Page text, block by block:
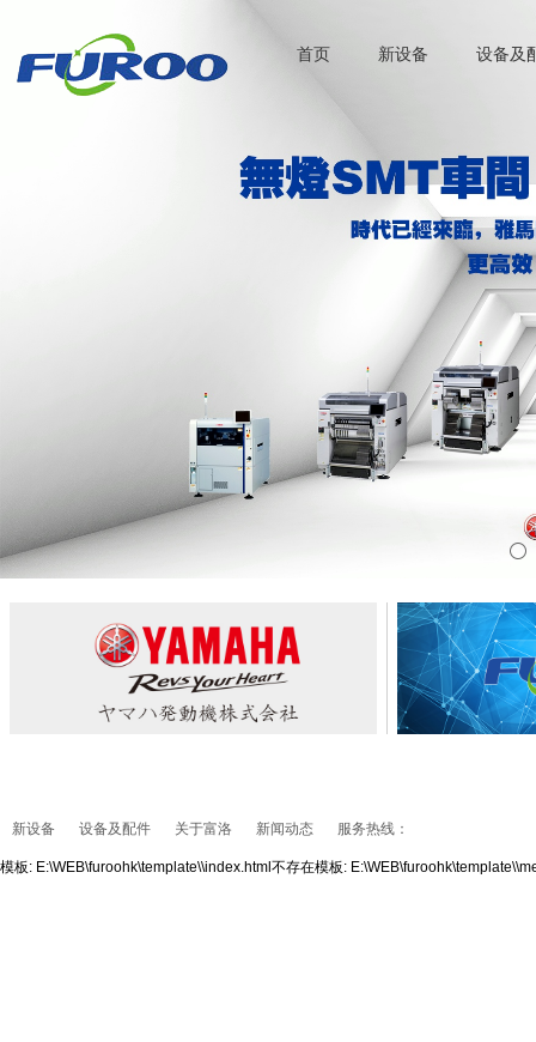
首页 新设备 设备及
新设备 设备及配件 关于富洛 新闻动态 服务热线：
模板: E:\WEB\furoohk\template\\index.html不存在模板: